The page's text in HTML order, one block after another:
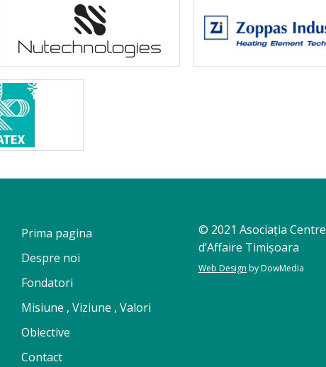
Prima pagina
Despre noi
Fondatori
Misiune , Viziune , Valori
Obiective
Contact
© 2021 Asociația Centre
d’Affaire Timișoara
Web Design by DowMedia